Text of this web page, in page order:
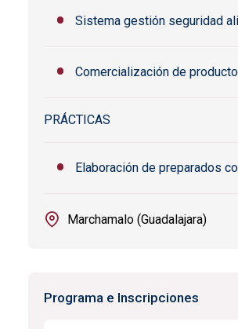
Sistema gestión seguridad
Comercialización de
PRÁCTICAS
Elaboración de preparados
Marchamalo (Guadalajara)
Programa e Inscripciones